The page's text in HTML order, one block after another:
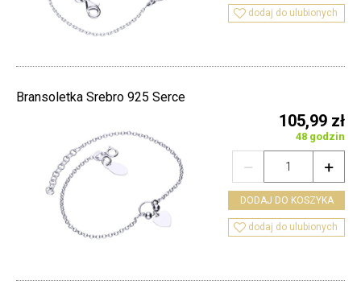
 dodaj do ulubionych
Bransoletka Srebro 925 Serce
105,99 zł
48 godzin


DODAJ DO KOSZYKA
 dodaj do ulubionych